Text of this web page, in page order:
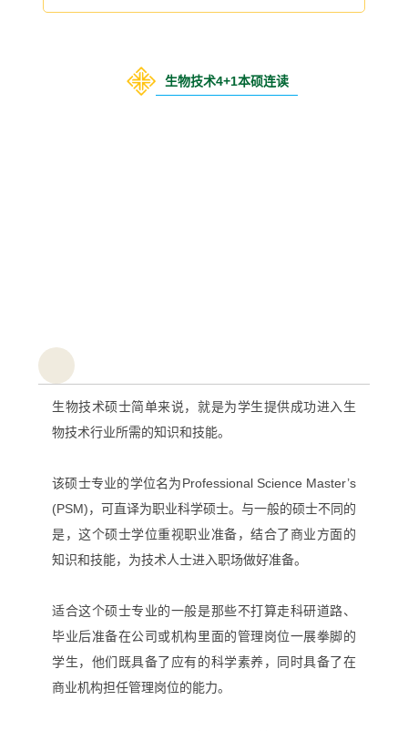
生物技术4+1本硕连读
生物技术硕士简单来说，就是为学生提供成功进入生
物技术行业所需的知识和技能。
该硕士专业的学位名为Professional Science Master’s
(PSM)，可直译为职业科学硕士。与一般的硕士不同的
是，这个硕士学位重视职业准备，结合了商业方面的
知识和技能，为技术人士进入职场做好准备。
适合这个硕士专业的一般是那些不打算走科研道路、
毕业后准备在公司或机构里面的管理岗位一展拳脚的
学生，他们既具备了应有的科学素养，同时具备了在
商业机构担任管理岗位的能力。